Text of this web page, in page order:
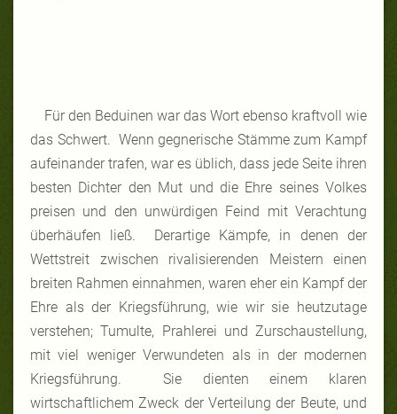
Für den Beduinen war das Wort ebenso kraftvoll wie
das Schwert. Wenn gegnerische Stämme zum Kampf
aufeinander trafen, war es üblich, dass jede Seite ihren
besten Dichter den Mut und die Ehre seines Volkes
preisen und den unwürdigen Feind mit Verachtung
überhäufen ließ. Derartige Kämpfe, in denen der
Wettstreit zwischen rivalisierenden Meistern einen
breiten Rahmen einnahmen, waren eher ein Kampf der
Ehre als der Kriegsführung, wie wir sie heutzutage
verstehen; Tumulte, Prahlerei und Zurschaustellung,
mit viel weniger Verwundeten als in der modernen
Kriegsführung. Sie dienten einem klaren
wirtschaftlichem Zweck der Verteilung der Beute, und